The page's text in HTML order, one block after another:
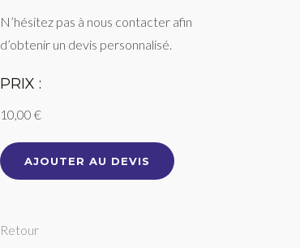
N’hésitez pas à nous contacter afin
d’obtenir un devis personnalisé.
PRIX :
10,00 €
AJOUTER AU DEVIS
Retour